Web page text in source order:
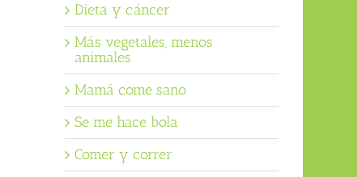
Dieta y cáncer
Más vegetales, menos
animales
Mamá come sano
Se me hace bola
Comer y correr